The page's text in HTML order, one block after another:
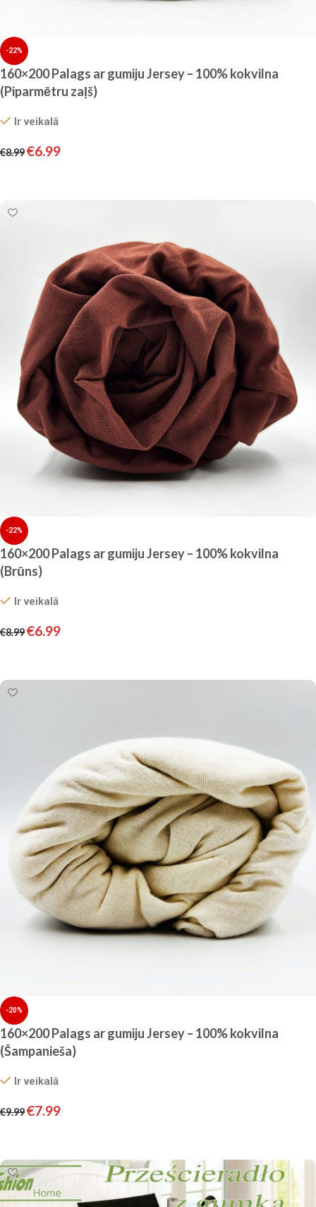
-22%
160×200 Palags ar gumiju Jersey – 100% kokvilna
(Piparmētru zaļš)
Ir veikalā
€8.99€6.99
-22%
160×200 Palags ar gumiju Jersey – 100% kokvilna
(Brūns)
Ir veikalā
€8.99€6.99
-20%
160×200 Palags ar gumiju Jersey – 100% kokvilna
(Šampanieša)
Ir veikalā
€9.99€7.99